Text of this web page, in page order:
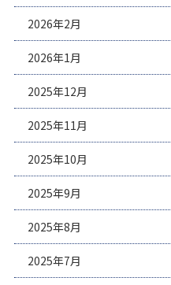
2026年2月
2026年1月
2025年12月
2025年11月
2025年10月
2025年9月
2025年8月
2025年7月